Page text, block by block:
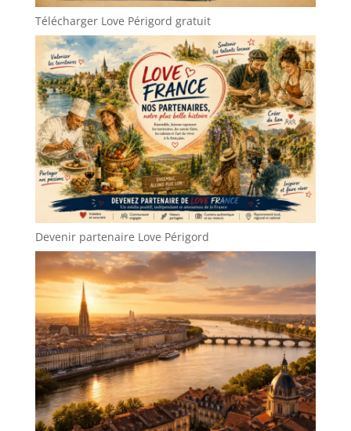
Télécharger Love Périgord gratuit
Devenir partenaire Love Périgord